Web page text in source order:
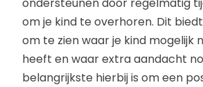
ondersteunen door regelmatig
om je kind te overhoren. Dit
om te zien waar je kind mogelijk
heeft en waar extra aandacht
belangrijkste hierbij is om een